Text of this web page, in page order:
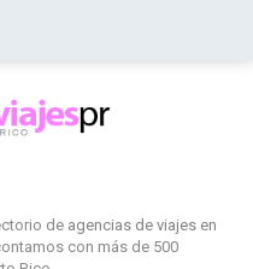
de agencias de viajes en
con más de 500